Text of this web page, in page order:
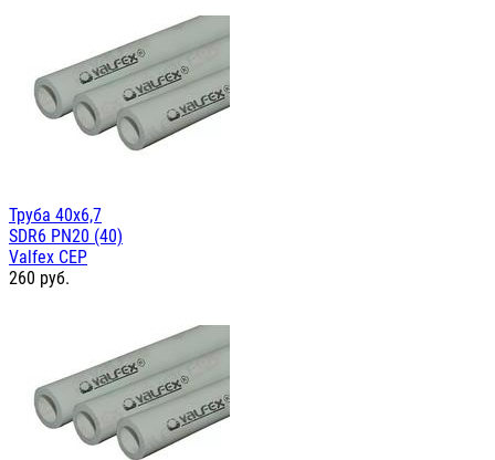
Труба 40х6,7
SDR6 PN20 (40)
Valfex СЕР
260 руб.